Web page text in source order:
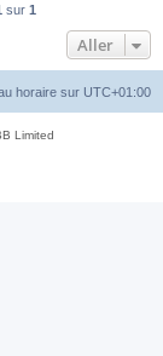
c
e
sur 1
Aller
horaire sur UTC+01:00
Limited